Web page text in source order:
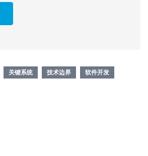
关键系统 技术边界 软件开发